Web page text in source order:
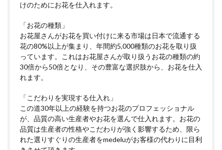
けのためにお花を仕入れます。
「お花の種類」
お花屋さんがお花を買い付けに来る市場は日本で流通する
花の80%以上が集まり、年間約5,000種類のお花を取り扱
っています。これはお花屋さんが取り扱うお花の種類の約
30倍から50倍となり、その豊富な選択肢から、お花を仕入
れます。
「こだわりを実現する仕入れ」
この道30年以上の経験を持つお花のプロフェッショナル
が、品質の高い生産者やお花を選んで仕入れます。お花の
品質は生産者の性格やこだわりが強く影響するため、限ら
れた選りすぐりの生産者をmedeluがお客様の代わりに目利